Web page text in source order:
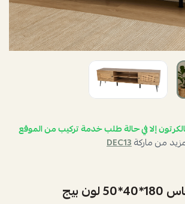
إلا في حالة طلب خدمة تركيب من الموقع
من ماركةDEC13
بيج